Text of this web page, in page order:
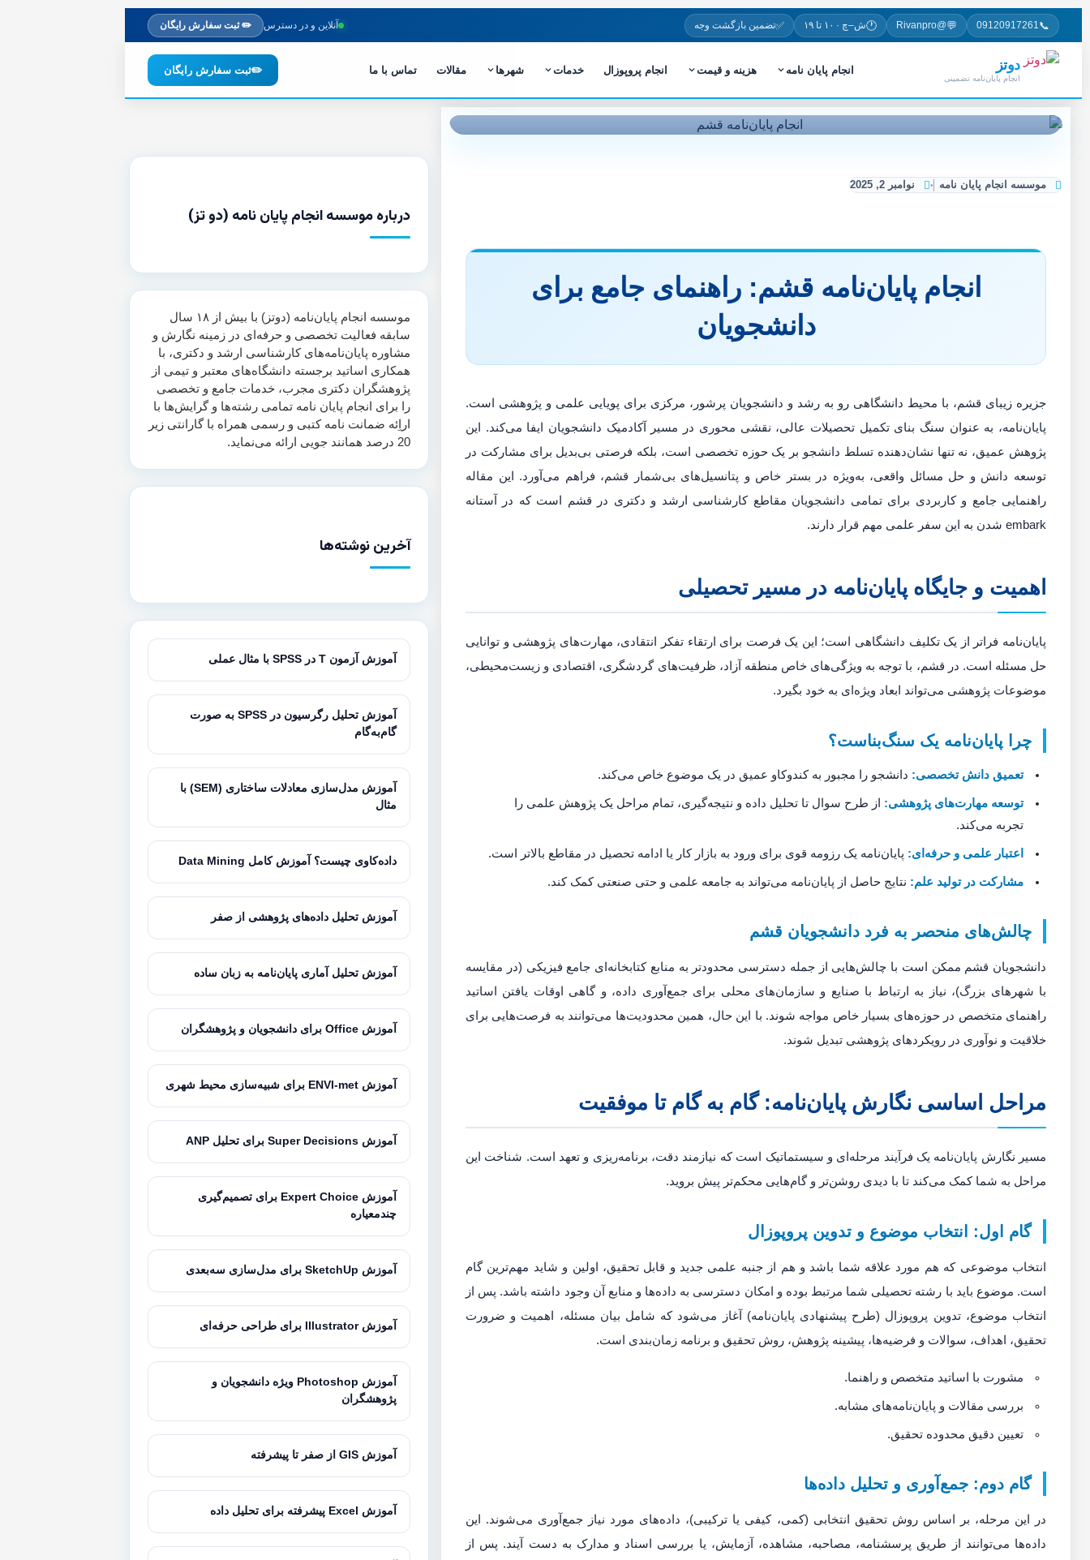
📞
09120917261
💬
@Rivanpro
🕐ش–چ · ۱۰ تا ۱۹ ✅تضمین بازگشت وجه آنلاین و در دسترس ✏️ ثبت سفارش رایگان
دوتز
انجام پایان‌نامه تضمینی
انجام پایان نامه هزینه و قیمت انجام پروپوزال خدمات شهرها مقالات تماس با ما ✏️ثبت سفارش رایگان
موسسه انجام پایان نامه نوامبر 2, 2025
انجام پایان‌نامه قشم: راهنمای جامع برای
دانشجویان
جزیره زیبای قشم، با محیط دانشگاهی رو به رشد و دانشجویان پرشور، مرکزی برای پویایی علمی و پژوهشی است.
پایان‌نامه، به عنوان سنگ بنای تکمیل تحصیلات عالی، نقشی محوری در مسیر آکادمیک دانشجویان ایفا می‌کند. این
پژوهش عمیق، نه تنها نشان‌دهنده تسلط دانشجو بر یک حوزه تخصصی است، بلکه فرصتی بی‌بدیل برای مشارکت در
توسعه دانش و حل مسائل واقعی، به‌ویژه در بستر خاص و پتانسیل‌های بی‌شمار قشم، فراهم می‌آورد. این مقاله
راهنمایی جامع و کاربردی برای تمامی دانشجویان مقاطع کارشناسی ارشد و دکتری در قشم است که در آستانه
embark شدن به این سفر علمی مهم قرار دارند.
اهمیت و جایگاه پایان‌نامه در مسیر تحصیلی
پایان‌نامه فراتر از یک تکلیف دانشگاهی است؛ این یک فرصت برای ارتقاء تفکر انتقادی، مهارت‌های پژوهشی و توانایی
حل مسئله است. در قشم، با توجه به ویژگی‌های خاص منطقه آزاد، ظرفیت‌های گردشگری، اقتصادی و زیست‌محیطی،
موضوعات پژوهشی می‌تواند ابعاد ویژه‌ای به خود بگیرد.
چرا پایان‌نامه یک سنگ‌بناست؟
تعمیق دانش تخصصی: دانشجو را مجبور به کندوکاو عمیق در یک موضوع خاص می‌کند.
توسعه مهارت‌های پژوهشی: از طرح سوال تا تحلیل داده و نتیجه‌گیری، تمام مراحل یک پژوهش علمی را
تجربه می‌کند.
اعتبار علمی و حرفه‌ای: پایان‌نامه یک رزومه قوی برای ورود به بازار کار یا ادامه تحصیل در مقاطع بالاتر است.
مشارکت در تولید علم: نتایج حاصل از پایان‌نامه می‌تواند به جامعه علمی و حتی صنعتی کمک کند.
چالش‌های منحصر به فرد دانشجویان قشم
دانشجویان قشم ممکن است با چالش‌هایی از جمله دسترسی محدودتر به منابع کتابخانه‌ای جامع فیزیکی (در مقایسه
با شهرهای بزرگ)، نیاز به ارتباط با صنایع و سازمان‌های محلی برای جمع‌آوری داده، و گاهی اوقات یافتن اساتید
راهنمای متخصص در حوزه‌های بسیار خاص مواجه شوند. با این حال، همین محدودیت‌ها می‌توانند به فرصت‌هایی برای
خلاقیت و نوآوری در رویکردهای پژوهشی تبدیل شوند.
مراحل اساسی نگارش پایان‌نامه: گام به گام تا موفقیت
مسیر نگارش پایان‌نامه یک فرآیند مرحله‌ای و سیستماتیک است که نیازمند دقت، برنامه‌ریزی و تعهد است. شناخت این
مراحل به شما کمک می‌کند تا با دیدی روشن‌تر و گام‌هایی محکم‌تر پیش بروید.
گام اول: انتخاب موضوع و تدوین پروپوزال
انتخاب موضوعی که هم مورد علاقه شما باشد و هم از جنبه علمی جدید و قابل تحقیق، اولین و شاید مهم‌ترین گام
است. موضوع باید با رشته تحصیلی شما مرتبط بوده و امکان دسترسی به داده‌ها و منابع آن وجود داشته باشد. پس از
انتخاب موضوع، تدوین پروپوزال (طرح پیشنهادی پایان‌نامه) آغاز می‌شود که شامل بیان مسئله، اهمیت و ضرورت
تحقیق، اهداف، سوالات و فرضیه‌ها، پیشینه پژوهش، روش تحقیق و برنامه زمان‌بندی است.
مشورت با اساتید متخصص و راهنما.
بررسی مقالات و پایان‌نامه‌های مشابه.
تعیین دقیق محدوده تحقیق.
گام دوم: جمع‌آوری و تحلیل داده‌ها
در این مرحله، بر اساس روش تحقیق انتخابی (کمی، کیفی یا ترکیبی)، داده‌های مورد نیاز جمع‌آوری می‌شوند. این
داده‌ها می‌توانند از طریق پرسشنامه، مصاحبه، مشاهده، آزمایش، یا بررسی اسناد و مدارک به دست آیند. پس از
درباره موسسه انجام پایان نامه (دو تز)
موسسه انجام پایان‌نامه (دوتز) با بیش از ۱۸ سال
سابقه فعالیت تخصصی و حرفه‌ای در زمینه نگارش و
مشاوره پایان‌نامه‌های کارشناسی ارشد و دکتری، با
همکاری اساتید برجسته دانشگاه‌های معتبر و تیمی از
پژوهشگران دکتری مجرب، خدمات جامع و تخصصی
را برای انجام پایان نامه تمامی رشته‌ها و گرایش‌ها با
اراِئه ضمانت نامه کتبی و رسمی همراه با گارانتی زیر
20 درصد همانند جویی ارائه می‌نماید.
آخرین نوشته‌ها
آموزش آزمون T در SPSS با مثال عملی
آموزش تحلیل رگرسیون در SPSS به صورت
گام‌به‌گام
آموزش مدل‌سازی معادلات ساختاری (SEM) با
مثال
داده‌کاوی چیست؟ آموزش کامل Data Mining
آموزش تحلیل داده‌های پژوهشی از صفر
آموزش تحلیل آماری پایان‌نامه به زبان ساده
آموزش Office برای دانشجویان و پژوهشگران
آموزش ENVI-met برای شبیه‌سازی محیط شهری
آموزش Super Decisions برای تحلیل ANP
آموزش Expert Choice برای تصمیم‌گیری
چندمعیاره
آموزش SketchUp برای مدل‌سازی سه‌بعدی
آموزش Illustrator برای طراحی حرفه‌ای
آموزش Photoshop ویژه دانشجویان و
پژوهشگران
آموزش GIS از صفر تا پیشرفته
آموزش Excel پیشرفته برای تحلیل داده